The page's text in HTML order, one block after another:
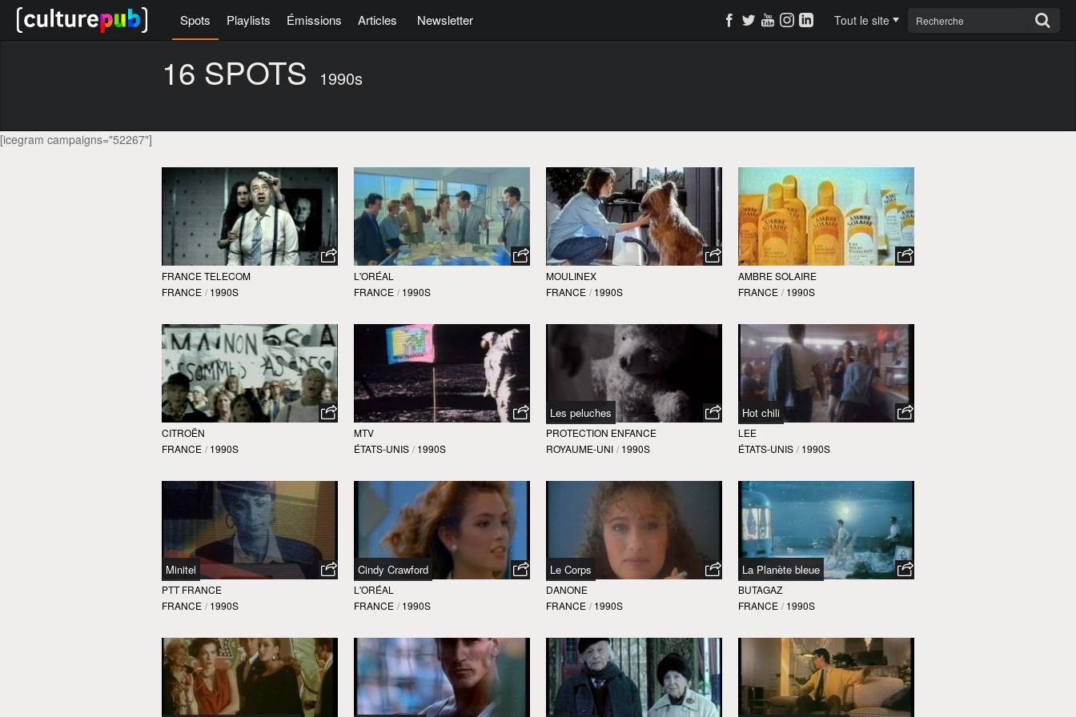
Spots Playlists Émissions Articles Newsletter Tout le site
16 SPOTS 1990s
[icegram campaigns="52267"]
FRANCE TELECOM
FRANCE / 1990S
L'ORÉAL
FRANCE / 1990S
MOULINEX
FRANCE / 1990S
AMBRE SOLAIRE
FRANCE / 1990S
CITROËN
FRANCE / 1990S
MTV
ÉTATS-UNIS / 1990S
Les peluches
PROTECTION ENFANCE
ROYAUME-UNI / 1990S
Hot chili
LEE
ÉTATS-UNIS / 1990S
Minitel
PTT FRANCE
FRANCE / 1990S
Cindy Crawford
L'ORÉAL
FRANCE / 1990S
Le Corps
DANONE
FRANCE / 1990S
La Planète bleue
BUTAGAZ
FRANCE / 1990S